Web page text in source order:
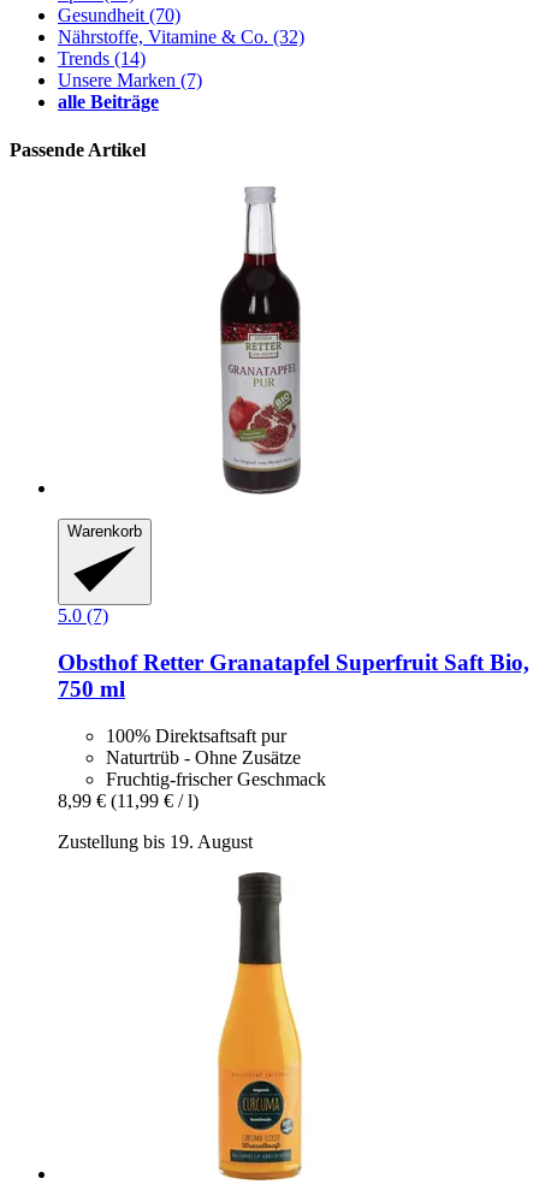
Gesundheit(70)
Nährstoffe, Vitamine & Co. (32)
Trends (14)
Unsere Marken (7)
alle Beiträge
Passende Artikel
Warenkorb
5.0 (7)
Obsthof Retter Granatapfel Superfruit Saft Bio,
750 ml
100% Direktsaftsaft pur
Naturtrüb - Ohne Zusätze
Fruchtig-frischer Geschmack
8,99 € (11,99 € / l)
Zustellung bis 19. August